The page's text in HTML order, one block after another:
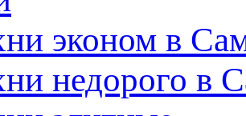
эконом в
недорого в